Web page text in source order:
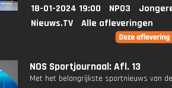
18-01-2024 19:00 NPO3
Nieuws.TV
Alle afleveringen
NOS Sportjournaal: Afl. 13
Met het belangrijkste sportnieuws van